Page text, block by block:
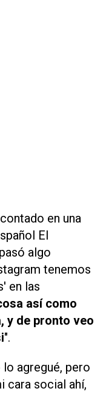
en una
El
algo
tenemos
en las
así como
y de pronto veo
".
agregué, pero
cara social ahí,